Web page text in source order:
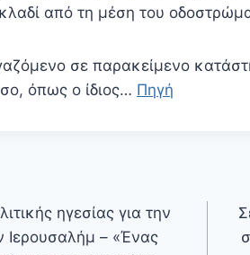
από τη μέση του
σε παρακείμενο
όπως ο ίδιος… Πηγή
ηγεσίας για την
Ιερουσαλήμ – «Ένας